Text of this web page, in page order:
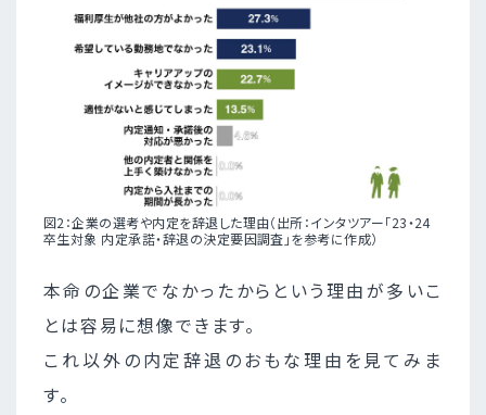
図2：企業の選考や内定を辞退した理由（出所：インタツアー「23・24
卒生対象 内定承諾・辞退の決定要因調査」を参考に作成）
本命の企業でなかったからという理由が多いこ
とは容易に想像できます。
これ以外の内定辞退のおもな理由を見てみま
す。